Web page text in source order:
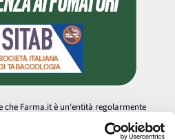
che Farma.it è un'entità regolarmente
a effettuare la vendita online di